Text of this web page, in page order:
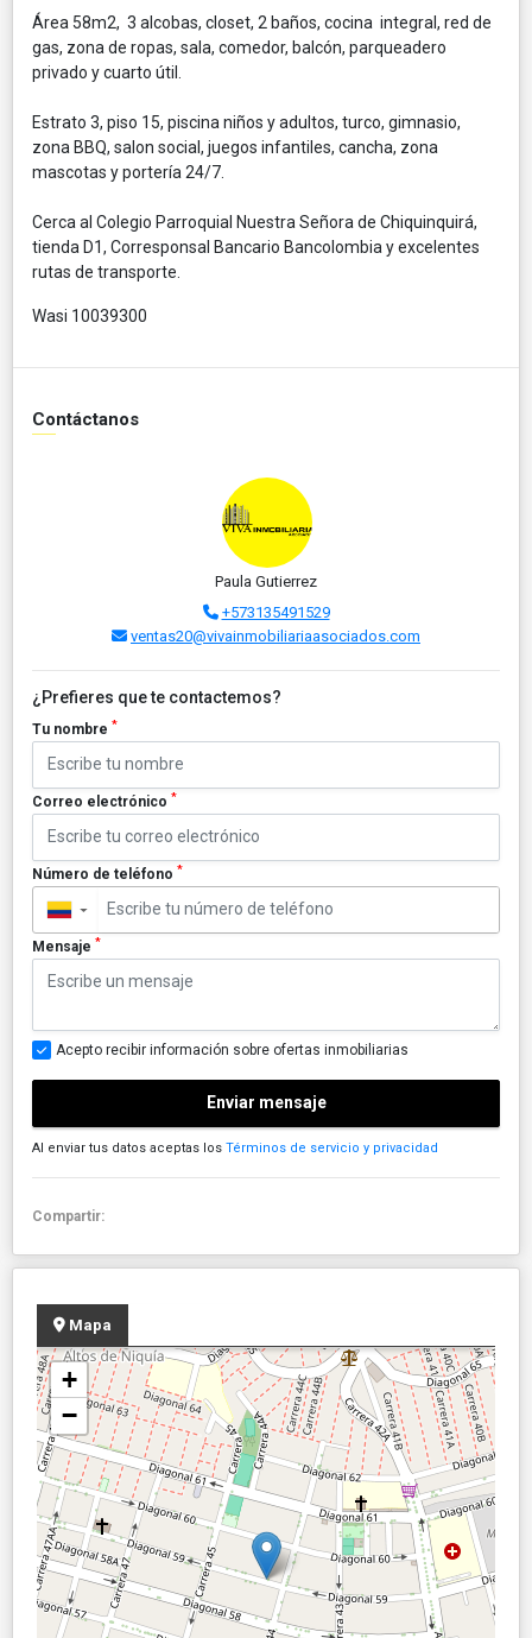
Área 58m2, 3 alcobas, closet, 2 baños, cocina integral, red de
gas, zona de ropas, sala, comedor, balcón, parqueadero
privado y cuarto útil.
Estrato 3, piso 15, piscina niños y adultos, turco, gimnasio,
zona BBQ, salon social, juegos infantiles, cancha, zona
mascotas y portería 24/7.
Cerca al Colegio Parroquial Nuestra Señora de Chiquinquirá,
tienda D1, Corresponsal Bancario Bancolombia y excelentes
rutas de transporte.
Wasi 10039300
Contáctanos
Paula Gutierrez
+573135491529
ventas20@vivainmobiliariaasociados.com
¿Prefieres que te contactemos?
Tu nombre *
Correo electrónico *
Número de teléfono *
▼
Mensaje *
Acepto recibir información sobre ofertas inmobiliarias
Enviar mensaje
Al enviar tus datos aceptas los Términos de servicio y privacidad
Compartir:
Mapa
+
−